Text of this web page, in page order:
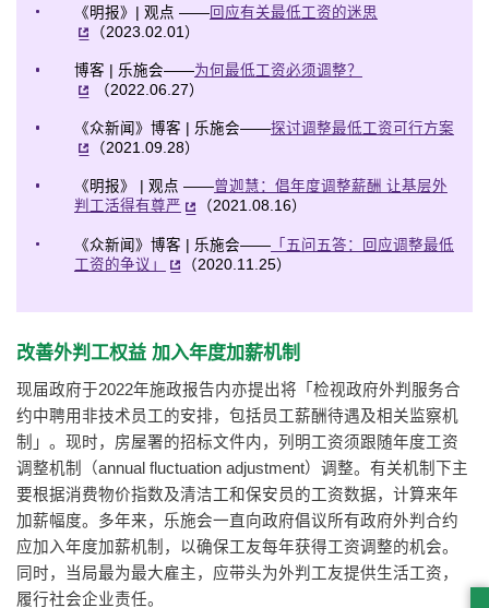
《明报》| 观点 ——回应有关最低工资的迷思
（2023.02.01）
博客 | 乐施会——为何最低工资必须调整？
（2022.06.27）
《众新闻》博客 | 乐施会——探讨调整最低工资可行方案
（2021.09.28）
《明报》 | 观点 ——曾迦慧：倡年度调整薪酬 让基层外
判工活得有尊严
（2021.08.16）
《众新闻》博客 | 乐施会——「五问五答：回应调整最低
工资的争议」
（2020.11.25）
改善外判工权益 加入年度加薪机制
现届政府于2022年施政报告内亦提出将「检视政府外判服务合
约中聘用非技术员工的安排，包括员工薪酬待遇及相关监察机
制」。现时，房屋署的招标文件内，列明工资须跟随年度工资
调整机制（annual fluctuation adjustment）调整。有关机制下主
要根据消费物价指数及清洁工和保安员的工资数据，计算来年
加薪幅度。多年来，乐施会一直向政府倡议所有政府外判合约
应加入年度加薪机制，以确保工友每年获得工资调整的机会。
同时，当局最为最大雇主，应带头为外判工友提供生活工资，
履行社会企业责任。